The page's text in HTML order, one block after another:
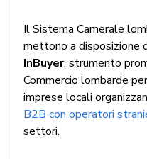
Il Sistema Camerale
mettono a disposizione
InBuyer, strumento
Commercio lombarde
imprese locali
B2B con operatori
settori.